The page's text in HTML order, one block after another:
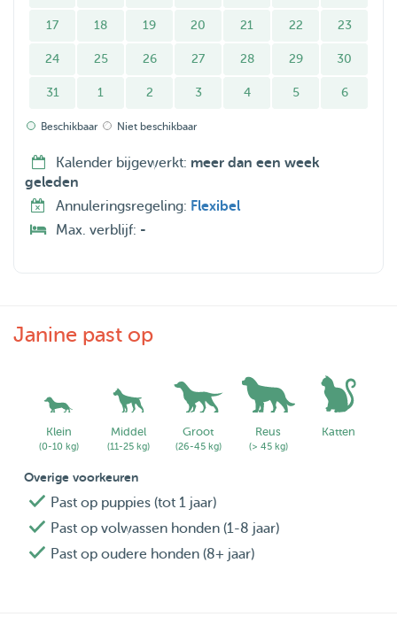
17 18 19 20 21 22 23
24 25 26 27 28 29 30
31 1 2 3 4 5 6
Beschikbaar Niet beschikbaar
Kalender bijgewerkt: meer dan een week
geleden
Annuleringsregeling: Flexibel
Max. verblijf: -
Janine past op
Klein
(0-10 kg)
Middel
(11-25 kg)
Groot
(26-45 kg)
Reus
(> 45 kg)
Katten
Overige voorkeuren
Past op puppies (tot 1 jaar)
Past op volwassen honden (1-8 jaar)
Past op oudere honden (8+ jaar)